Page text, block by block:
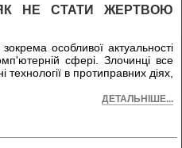
НЕ СТАТИ ЖЕРТВОЮ
особливої актуальності
сфері. Злочинці все
в протиправних діях,
ДЕТАЛЬНІШЕ...